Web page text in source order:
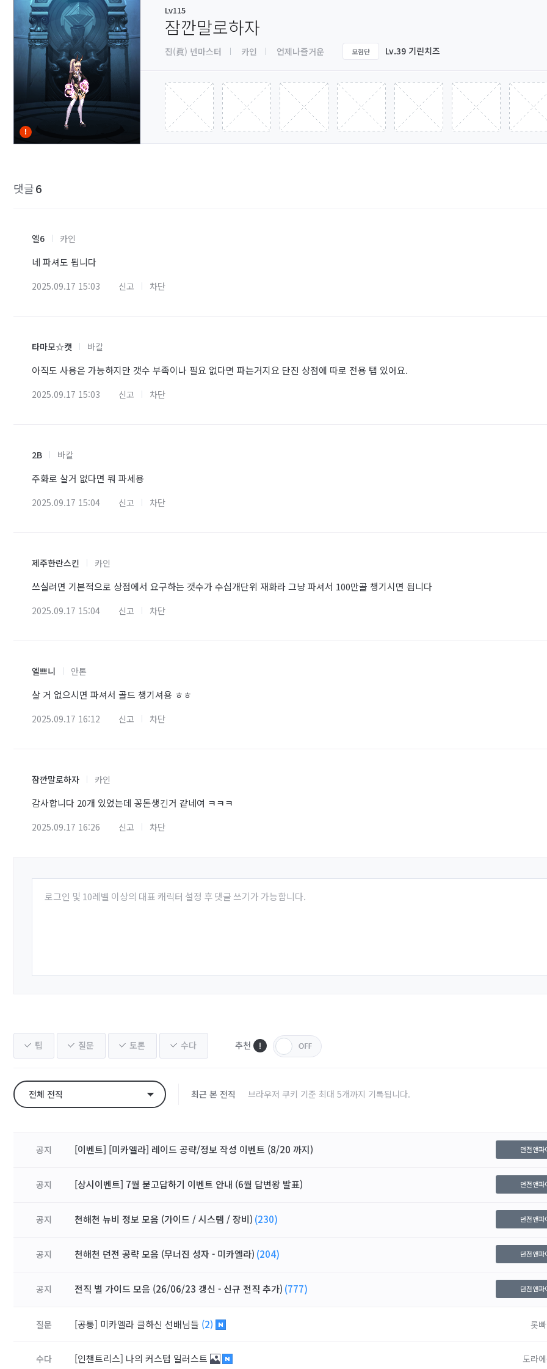
Lv115
잠깐말로하자
진(眞) 넨마스터 카인 언제나즐거운 모험단 Lv.39 기린치즈
댓글6
엘6 카인
네 파셔도 됩니다
2025.09.17 15:03 신고 차단
타마모☆캣 바칼
아직도 사용은 가능하지만 갯수 부족이나 필요 없다면 파는거지요 단진 상점에 따로 전용 탭 있어요.
2025.09.17 15:03 신고 차단
2B 바칼
주화로 살거 없다면 뭐 파세용
2025.09.17 15:04 신고 차단
제주한란스킨 카인
쓰실려면 기본적으로 상점에서 요구하는 갯수가 수십개단위 재화라 그냥 파셔서 100만골 챙기시면 됩니다
2025.09.17 15:04 신고 차단
엘쁘니 안톤
살 거 없으시면 파셔서 골드 챙기셔용 ㅎㅎ
2025.09.17 16:12 신고 차단
잠깐말로하자 카인
감사합니다 20개 있었는데 꽁돈생긴거 같네여 ㅋㅋㅋ
2025.09.17 16:26 신고 차단
로그인 및 10레벨 이상의 대표 캐릭터 설정 후 댓글 쓰기가 가능합니다.
팁 질문 토론 수다 추천
전체 전직 최근 본 전직 브라우저 쿠키 기준 최대 5개까지 기록됩니다.
공지 [이벤트] [미카엘라] 레이드 공략/정보 작성 이벤트 (8/20 까지) 던전앤파
공지 [상시이벤트] 7월 묻고답하기 이벤트 안내 (6월 답변왕 발표) 던전앤파
공지 천해천 뉴비 정보 모음 (가이드 / 시스템 / 장비) (230) 던전앤파
공지 천해천 던전 공략 모음 (무너진 성자 - 미카엘라) (204) 던전앤파
공지 전직 별 가이드 모음 (26/06/23 갱신 - 신규 전직 추가) (777) 던전앤파
질문 [공통] 미카엘라 클하신 선배님들 (2) 롯빠
수다 [인챈트리스] 나의 커스텀 일러스트 도라